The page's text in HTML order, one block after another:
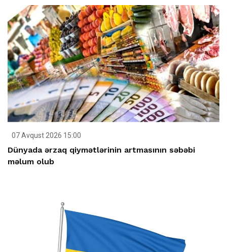
07 Avqust 2026 15:00
Dünyada ərzaq qiymətlərinin artmasının səbəbi
məlum olub